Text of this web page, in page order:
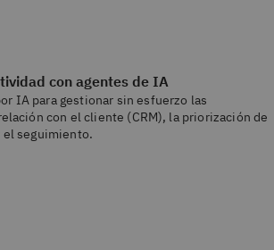
con agentes de IA
IA para gestionar sin esfuerzo las
con el cliente (CRM), la priorización de
seguimiento.